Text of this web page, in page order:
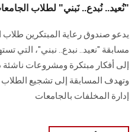
"نُعيد.. نُبدع.. نَبني" لطلاب
يدعو صندوق رعاية المبتكرين
مسابقة "نعيد.. نبدع.. نبني"، التي
إلى أفكار مبتكرة ومشروعات
وتهدف المسابقة إلى تشجيع
إدارة المخلفات بالجامعات